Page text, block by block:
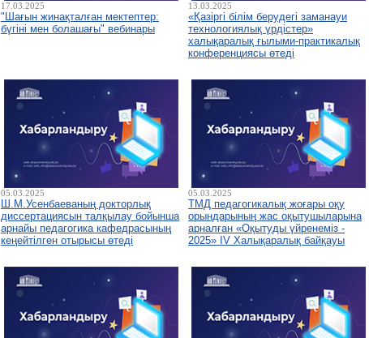
17.03.2025
"Шағын жинақталған мектептер:
бүгіні мен болашағы" вебинары
13.03.2025
«Қазіргі білім берудегі заманауи
технологиялық үрдістер»
халықаралық ғылыми-практикалық
конференциясы өтеді
05.03.2025
Ш.М.Усенбаеваның докторлық
диссертациясын талқылау бойынша
арнайы педагогика кафедрасының
кеңейтілген отырысы өтеді
05.03.2025
ТМД педагогикалық жоғары оқу
орындарының жас оқытушыларына
арналған «Оқытуды үйренеміз -
2025» IV Халықаралық байқауы